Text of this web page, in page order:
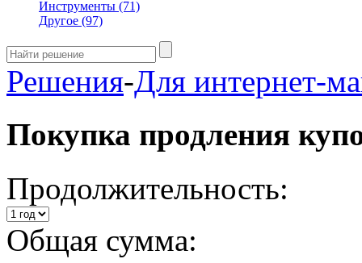
Инструменты (71)
Другое (97)
Решения-Для интернет-
Покупка продления
Продолжительность:
Общая сумма: